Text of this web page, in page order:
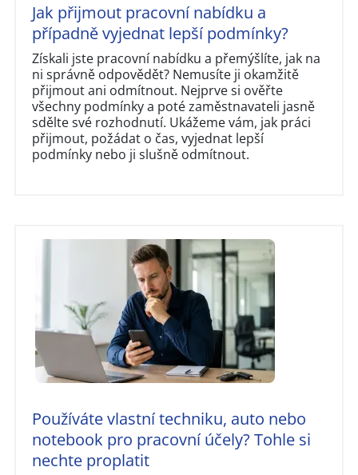
Jak přijmout pracovní nabídku a
případně vyjednat lepší podmínky?
Získali jste pracovní nabídku a přemýšlíte, jak na
ni správně odpovědět? Nemusíte ji okamžitě
přijmout ani odmítnout. Nejprve si ověřte
všechny podmínky a poté zaměstnavateli jasně
sdělte své rozhodnutí. Ukážeme vám, jak práci
přijmout, požádat o čas, vyjednat lepší
podmínky nebo ji slušně odmítnout.
Používáte vlastní techniku, auto nebo
notebook pro pracovní účely? Tohle si
nechte proplatit